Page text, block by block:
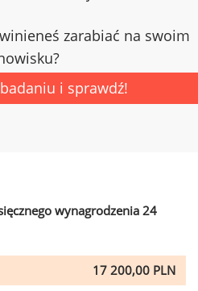
zarabiać na swoim
i sprawdź!
wynagrodzenia 24
17 200,00 PLN